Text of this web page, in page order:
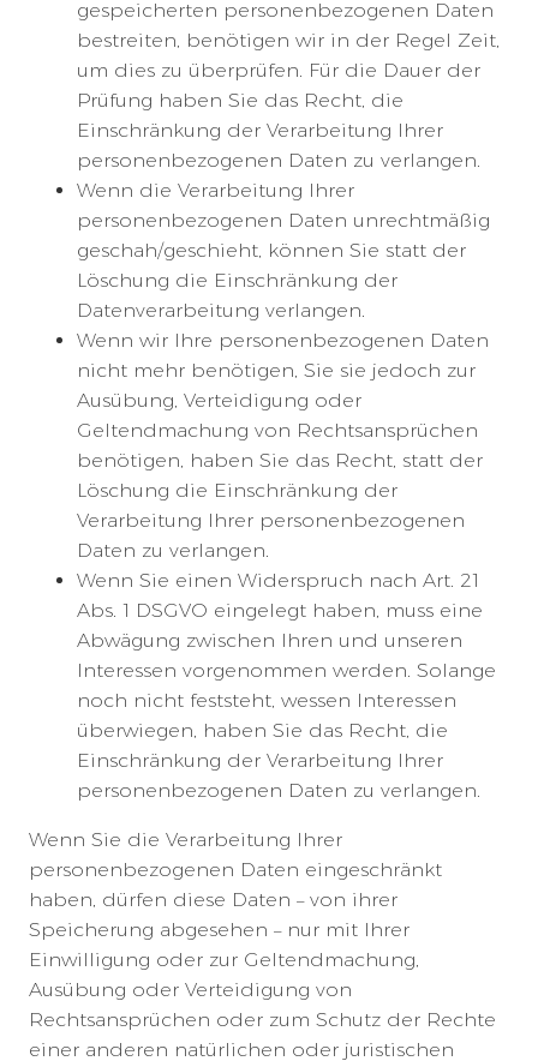
gespeicherten personenbezogenen Daten
bestreiten, benötigen wir in der Regel Zeit,
um dies zu überprüfen. Für die Dauer der
Prüfung haben Sie das Recht, die
Einschränkung der Verarbeitung Ihrer
personenbezogenen Daten zu verlangen.
Wenn die Verarbeitung Ihrer
personenbezogenen Daten unrechtmäßig
geschah/geschieht, können Sie statt der
Löschung die Einschränkung der
Datenverarbeitung verlangen.
Wenn wir Ihre personenbezogenen Daten
nicht mehr benötigen, Sie sie jedoch zur
Ausübung, Verteidigung oder
Geltendmachung von Rechtsansprüchen
benötigen, haben Sie das Recht, statt der
Löschung die Einschränkung der
Verarbeitung Ihrer personenbezogenen
Daten zu verlangen.
Wenn Sie einen Widerspruch nach Art. 21
Abs. 1 DSGVO eingelegt haben, muss eine
Abwägung zwischen Ihren und unseren
Interessen vorgenommen werden. Solange
noch nicht feststeht, wessen Interessen
überwiegen, haben Sie das Recht, die
Einschränkung der Verarbeitung Ihrer
personenbezogenen Daten zu verlangen.
Wenn Sie die Verarbeitung Ihrer
personenbezogenen Daten eingeschränkt
haben, dürfen diese Daten – von ihrer
Speicherung abgesehen – nur mit Ihrer
Einwilligung oder zur Geltendmachung,
Ausübung oder Verteidigung von
Rechtsansprüchen oder zum Schutz der Rechte
einer anderen natürlichen oder juristischen